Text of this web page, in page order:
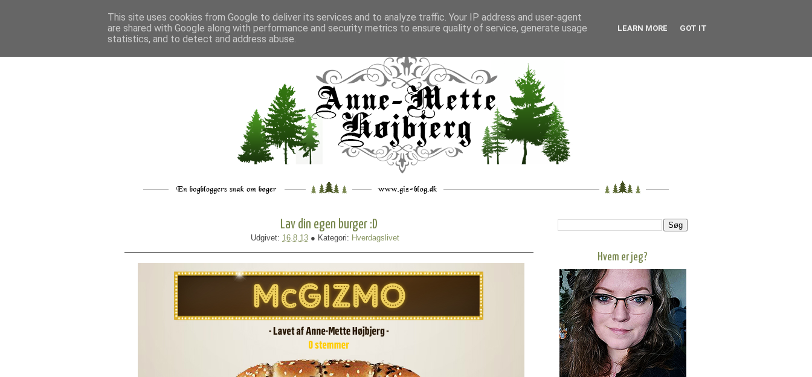
___ _. __ __ _ ___
Lav din egen burger :D
Udgivet: 16.8.13 ● Kategori: Hverdagslivet
Hvem er jeg?
This site uses cookies from Google to deliver its services and to analyze traffic. Your IP address and user-agent
are shared with Google along with performance and security metrics to ensure quality of service, generate usage
statistics, and to detect and address abuse.
LEARN MORE GOT IT